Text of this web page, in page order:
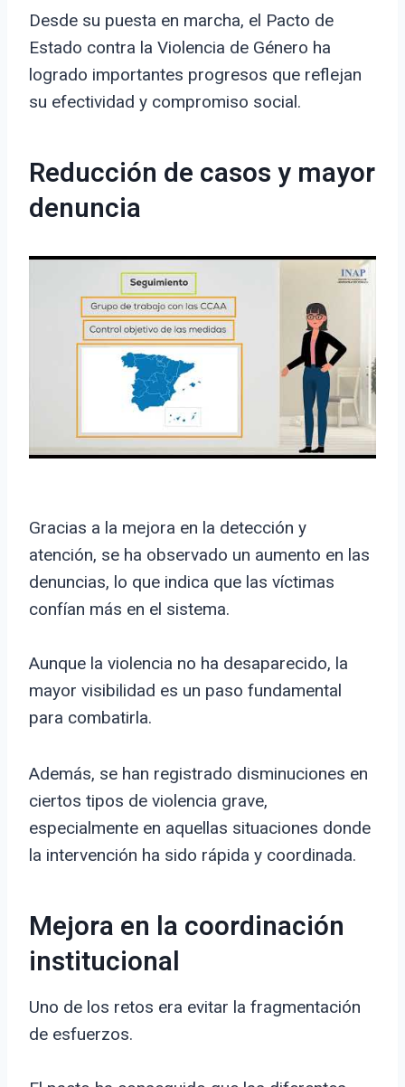
Desde su puesta en marcha, el Pacto de
Estado contra la Violencia de Género ha
logrado importantes progresos que reflejan
su efectividad y compromiso social.
Reducción de casos y mayor
denuncia
Gracias a la mejora en la detección y
atención, se ha observado un aumento en las
denuncias, lo que indica que las víctimas
confían más en el sistema.
Aunque la violencia no ha desaparecido, la
mayor visibilidad es un paso fundamental
para combatirla.
Además, se han registrado disminuciones en
ciertos tipos de violencia grave,
especialmente en aquellas situaciones donde
la intervención ha sido rápida y coordinada.
Mejora en la coordinación
institucional
Uno de los retos era evitar la fragmentación
de esfuerzos.